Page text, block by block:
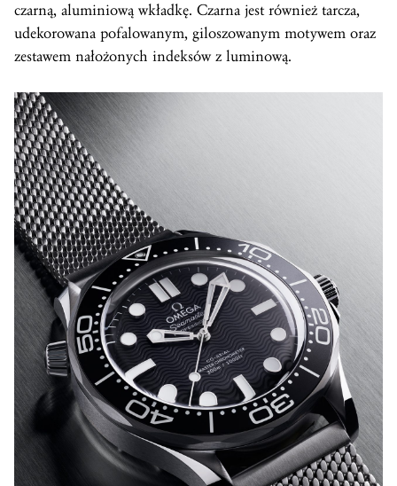
czarną, aluminiową wkładkę. Czarna jest również tarcza,
udekorowana pofalowanym, giloszowanym motywem oraz
zestawem nałożonych indeksów z luminową.